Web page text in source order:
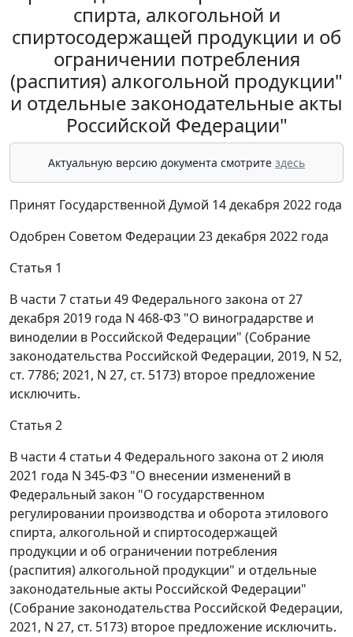
спирта, алкогольной и
спиртосодержащей продукции и об
ограничении потребления
(распития) алкогольной продукции"
и отдельные законодательные акты
Российской Федерации"
Актуальную версию документа смотрите здесь
Принят Государственной Думой 14 декабря 2022 года
Одобрен Советом Федерации 23 декабря 2022 года
Статья 1
В части 7 статьи 49 Федерального закона от 27
декабря 2019 года N 468-ФЗ "О виноградарстве и
виноделии в Российской Федерации" (Собрание
законодательства Российской Федерации, 2019, N 52,
ст. 7786; 2021, N 27, ст. 5173) второе предложение
исключить.
Статья 2
В части 4 статьи 4 Федерального закона от 2 июля
2021 года N 345-ФЗ "О внесении изменений в
Федеральный закон "О государственном
регулировании производства и оборота этилового
спирта, алкогольной и спиртосодержащей
продукции и об ограничении потребления
(распития) алкогольной продукции" и отдельные
законодательные акты Российской Федерации"
(Собрание законодательства Российской Федерации,
2021, N 27, ст. 5173) второе предложение исключить.